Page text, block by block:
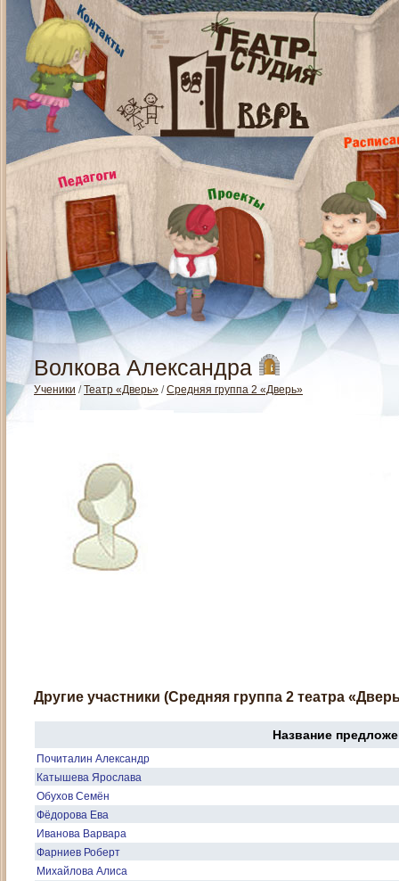
Волкова Александра
Ученики /Театр «Дверь» /Средняя группа 2 «Дверь»
Другие участники (Средняя группа 2 театра
Название
Почиталин Александр
Катышева Ярослава
Обухов Семён
Фёдорова Ева
Иванова Варвара
Фарниев Роберт
Михайлова Алиса